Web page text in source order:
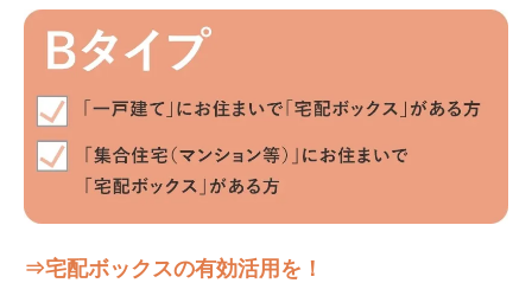
⇒宅配ボックスの有効活用を！